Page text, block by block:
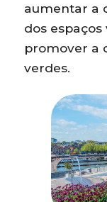
aumentar a
dos
promover a
verdes.